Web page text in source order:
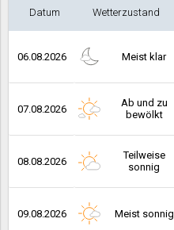
Datum Wetterzustand
06.08.2026 Meist klar
07.08.2026
Ab und zu
bewölkt
08.08.2026
Teilweise
sonnig
09.08.2026 Meist sonnig